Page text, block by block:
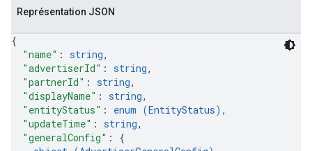
Représentation JSON
{
"name" : string,
"advertiserId" : string,
"partnerId" : string,
"displayName" : string,
"entityStatus" : enum (EntityStatus) ,
"updateTime" : string,
"generalConfig" : {